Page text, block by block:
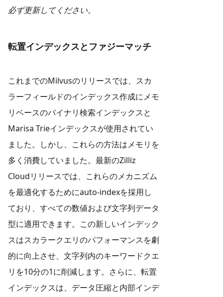
必ず更新してください。
転置インデックスとファジーマッチ
これまでのMilvusのリリースでは、スカ
ラーフィールドのインデックス作成にメモ
リベースのバイナリ検索インデックスと
Marisa Trieインデックスが使用されてい
ました。しかし、これらの方法はメモリを
多く消費していました。最新のZilliz
Cloudリリースでは、これらのメカニズム
を最適化するためにauto-indexを採用し
ており、すべての数値および文字列データ
型に適用できます。この新しいインデック
スはスカラークエリのパフォーマンスを劇
的に向上させ、文字列内のキーワードクエ
リを10分の1に削減します。さらに、転置
インデックスは、データ圧縮と内部インデ